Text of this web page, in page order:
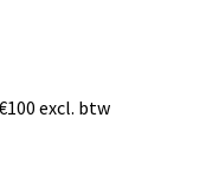
excl. btw